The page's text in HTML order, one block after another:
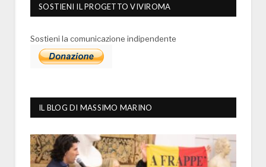
SOSTIENI IL PROGETTO VIVIROMA
Sostieni la comunicazione indipendente
IL BLOG DI MASSIMO MARINO